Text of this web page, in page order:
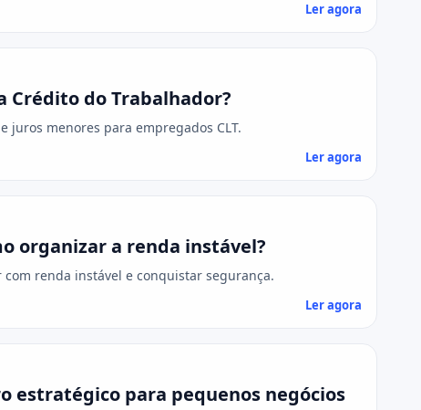
Ler agora
Crédito do Trabalhador?
juros menores para empregados CLT.
Ler agora
organizar a renda instável?
renda instável e conquistar segurança.
Ler agora
estratégico para pequenos negócios